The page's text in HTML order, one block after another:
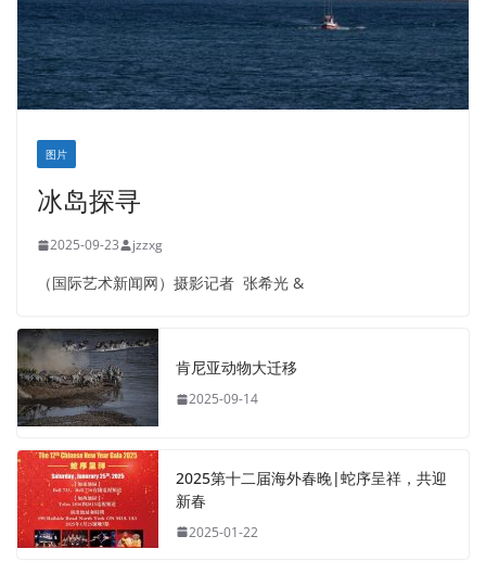
图片
冰岛探寻
2025-09-23 jzzxg
（国际艺术新闻网）摄影记者 张希光 &
肯尼亚动物大迁移
2025-09-14
2025第十二届海外春晚|蛇序呈祥，共迎
新春
2025-01-22